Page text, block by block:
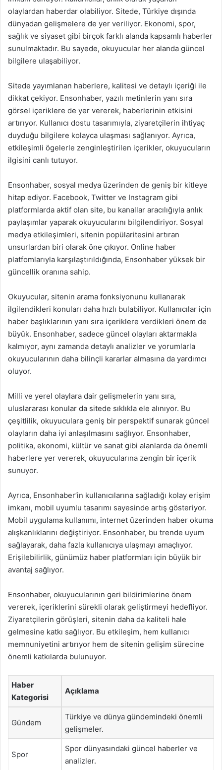
olaylardan haberdar olabiliyor. Sitede, Türkiye dışında
dünyadan gelişmelere de yer veriliyor. Ekonomi, spor,
sağlık ve siyaset gibi birçok farklı alanda kapsamlı haberler
sunulmaktadır. Bu sayede, okuyucular her alanda güncel
bilgilere ulaşabiliyor.
Sitede yayımlanan haberlere, kalitesi ve detaylı içeriği ile
dikkat çekiyor. Ensonhaber, yazılı metinlerin yanı sıra
görsel içeriklere de yer vererek, haberlerinin etkisini
artırıyor. Kullanıcı dostu tasarımıyla, ziyaretçilerin ihtiyaç
duyduğu bilgilere kolayca ulaşması sağlanıyor. Ayrıca,
etkileşimli ögelerle zenginleştirilen içerikler, okuyucuların
ilgisini canlı tutuyor.
Ensonhaber, sosyal medya üzerinden de geniş bir kitleye
hitap ediyor. Facebook, Twitter ve Instagram gibi
platformlarda aktif olan site, bu kanallar aracılığıyla anlık
paylaşımlar yaparak okuyucularını bilgilendiriyor. Sosyal
medya etkileşimleri, sitenin popülaritesini artıran
unsurlardan biri olarak öne çıkıyor. Online haber
platfomlarıyla karşılaştırıldığında, Ensonhaber yüksek bir
güncellik oranına sahip.
Okuyucular, sitenin arama fonksiyonunu kullanarak
ilgilendikleri konuları daha hızlı bulabiliyor. Kullanıcılar için
haber başlıklarının yanı sıra içeriklere verdikleri önem de
büyük. Ensonhaber, sadece güncel olayları aktarmakla
kalmıyor, aynı zamanda detaylı analizler ve yorumlarla
okuyucularının daha bilinçli kararlar almasına da yardımcı
oluyor.
Milli ve yerel olaylara dair gelişmelerin yanı sıra,
uluslararası konular da sitede sıklıkla ele alınıyor. Bu
çeşitlilik, okuyuculara geniş bir perspektif sunarak güncel
olayların daha iyi anlaşılmasını sağlıyor. Ensonhaber,
politika, ekonomi, kültür ve sanat gibi alanlarda da önemli
haberlere yer vererek, okuyucularına zengin bir içerik
sunuyor.
Ayrıca, Ensonhaber’in kullanıcılarına sağladığı kolay erişim
imkanı, mobil uyumlu tasarımı sayesinde artış gösteriyor.
Mobil uygulama kullanımı, internet üzerinden haber okuma
alışkanlıklarını değiştiriyor. Ensonhaber, bu trende uyum
sağlayarak, daha fazla kullanıcıya ulaşmayı amaçlıyor.
Erişilebilirlik, günümüz haber platformları için büyük bir
avantaj sağlıyor.
Ensonhaber, okuyucularının geri bildirimlerine önem
vererek, içeriklerini sürekli olarak geliştirmeyi hedefliyor.
Ziyaretçilerin görüşleri, sitenin daha da kaliteli hale
gelmesine katkı sağlıyor. Bu etkileşim, hem kullanıcı
memnuniyetini artırıyor hem de sitenin gelişim sürecine
önemli katkılarda bulunuyor.
Haber
Kategorisi
Açıklama
Gündem
Türkiye ve dünya gündemindeki önemli
gelişmeler.
Spor
Spor dünyasındaki güncel haberler ve
analizler.